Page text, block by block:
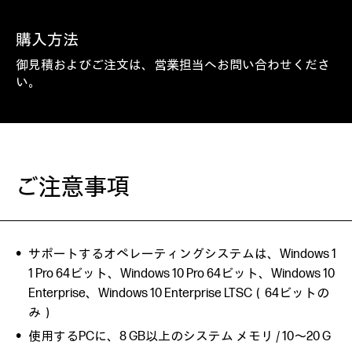
購入方法
御見積およびご注文は、営業担当へお問い合わせくださ
い。
ご注意事項
サポートするオペレーティングシステムは、Windows 1
1 Pro 64ビット、Windows 10 Pro 64ビット、Windows 10
Enterprise、Windows 10 Enterprise LTSC（64ビットの
み）
使用するPCに、8 GB以上のシステム メモリ / 10～20 G